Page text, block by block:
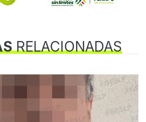
RELACIONADAS